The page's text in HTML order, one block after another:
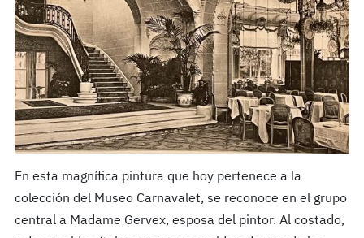
En esta magnífica pintura que hoy pertenece a la
colección del Museo Carnavalet, se reconoce en el grupo
central a Madame Gervex, esposa del pintor. Al costado,